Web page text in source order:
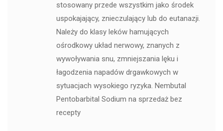
stosowany przede wszystkim jako środek
uspokajający, znieczulający lub do eutanazji.
Należy do klasy leków hamujących
ośrodkowy układ nerwowy, znanych z
wywoływania snu, zmniejszania lęku i
łagodzenia napadów drgawkowych w
sytuacjach wysokiego ryzyka. Nembutal
Pentobarbital Sodium na sprzedaż bez
recepty